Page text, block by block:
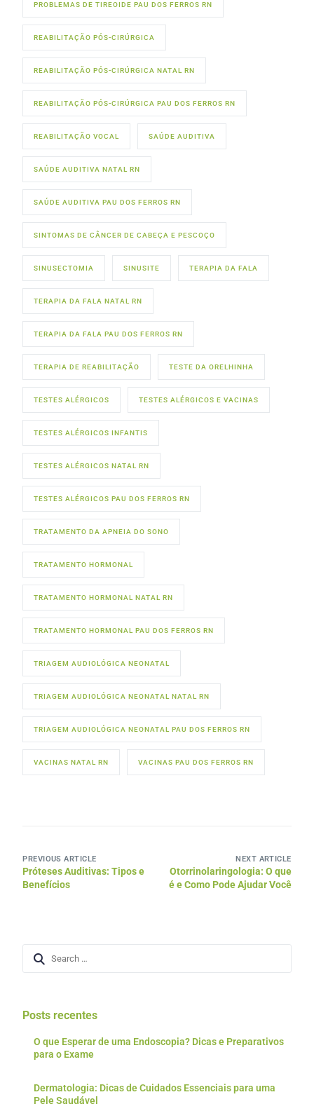
PROBLEMAS DE TIREOIDE PAU DOS FERROS RN
REABILITAÇÃO PÓS-CIRÚRGICA
REABILITAÇÃO PÓS-CIRÚRGICA NATAL RN
REABILITAÇÃO PÓS-CIRÚRGICA PAU DOS FERROS RN
REABILITAÇÃO VOCAL SAÚDE AUDITIVA
SAÚDE AUDITIVA NATAL RN
SAÚDE AUDITIVA PAU DOS FERROS RN
SINTOMAS DE CÂNCER DE CABEÇA E PESCOÇO
SINUSECTOMIA SINUSITE TERAPIA DA FALA
TERAPIA DA FALA NATAL RN
TERAPIA DA FALA PAU DOS FERROS RN
TERAPIA DE REABILITAÇÃO TESTE DA ORELHINHA
TESTES ALÉRGICOS TESTES ALÉRGICOS E VACINAS
TESTES ALÉRGICOS INFANTIS
TESTES ALÉRGICOS NATAL RN
TESTES ALÉRGICOS PAU DOS FERROS RN
TRATAMENTO DA APNEIA DO SONO
TRATAMENTO HORMONAL
TRATAMENTO HORMONAL NATAL RN
TRATAMENTO HORMONAL PAU DOS FERROS RN
TRIAGEM AUDIOLÓGICA NEONATAL
TRIAGEM AUDIOLÓGICA NEONATAL NATAL RN
TRIAGEM AUDIOLÓGICA NEONATAL PAU DOS FERROS RN
VACINAS NATAL RN VACINAS PAU DOS FERROS RN
PREVIOUS ARTICLE
Próteses Auditivas: Tipos e
Benefícios
NEXT ARTICLE
Otorrinolaringologia: O que
é e Como Pode Ajudar Você
Posts recentes
O que Esperar de uma Endoscopia? Dicas e Preparativos
para o Exame
Dermatologia: Dicas de Cuidados Essenciais para uma
Pele Saudável